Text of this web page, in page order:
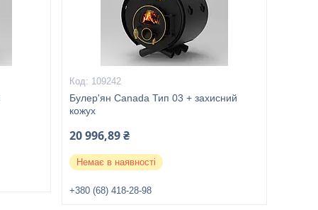
109242
Булер'ян Canada Тип 03 + захисний
кожух
20 996,89 ₴
Немає в наявності
+380 (68) 418-28-98